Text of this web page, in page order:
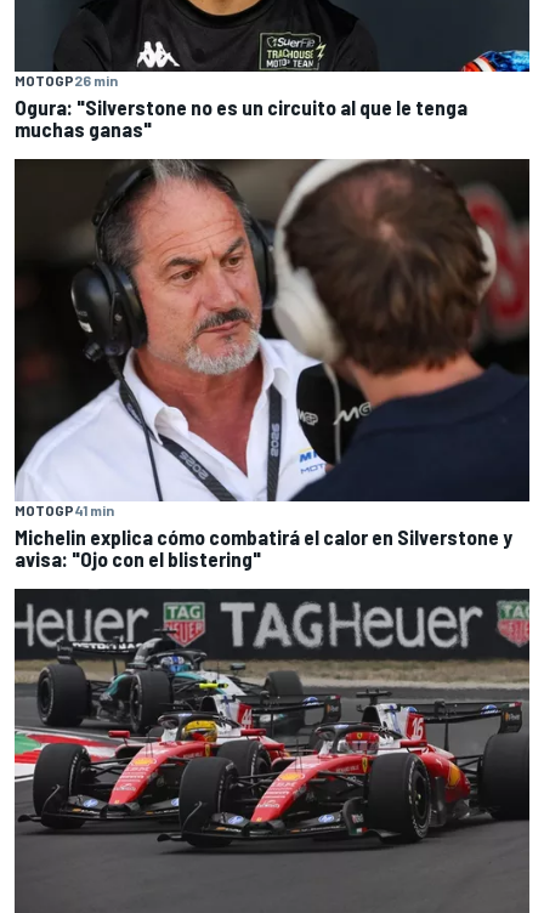
MOTOGP26 min
Ogura: "Silverstone no es un circuito al que le tenga
muchas ganas"
MOTOGP41 min
Michelin explica cómo combatirá el calor en Silverstone y
avisa: "Ojo con el blistering"